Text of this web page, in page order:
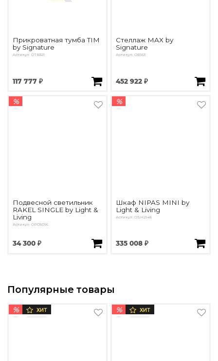
Прикроватная тумба TIM
by Signature
Артикул: OTB321
117 777 ₽
Стеллаж MAX by
Signature
Артикул: OE563
452 922 ₽
%
Подвесной светильник
RAKEL SINGLE by Light &
Living
Артикул: OPD5096
34 300 ₽
%
Шкаф NIPAS MINI by
Light & Living
Артикул: ОSH2148
335 008 ₽
Популярные товары
% ХИТ % ХИТ